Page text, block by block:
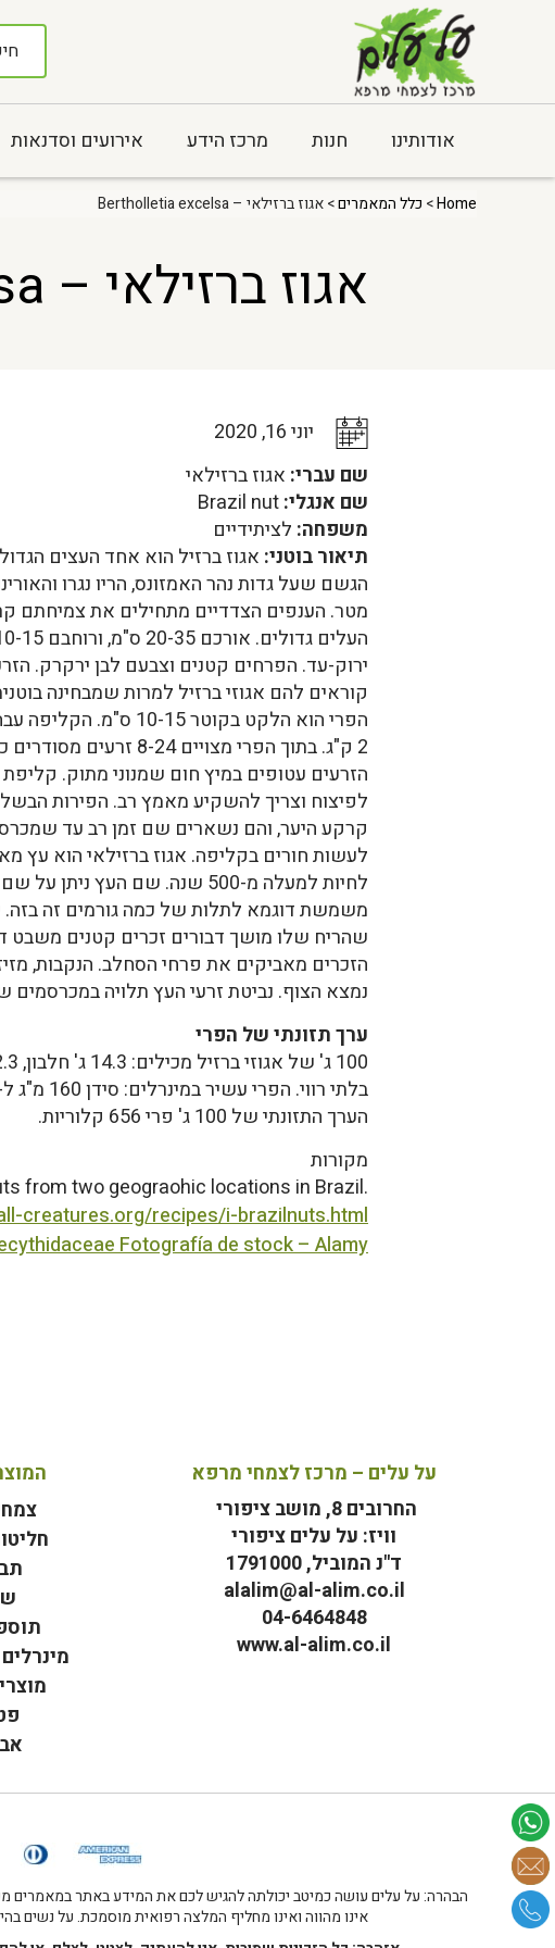
אודותינו חנות מרכז הידע אירועים וסדנאות
Home
> כלל המאמרים> אגוז ברזילאי – Bertholletia excelsa
אגוז ברזילאי – Bertholletia excelsa
יוני 16, 2020
שם עברי: אגוז ברזילאי
שם אנגלי:
משפחה: לציתידיים
תיאור בוטני: אגוז ברזיל הוא אחד העצים
מטר. הענפים הצדדיים מתחילים את צמיחתם
ירוק-עד. הפרחים קטנים וצבעם לבן ירקרק.
קוראים להם אגוזי ברזיל למרות שמבחינה
הפרי הוא הלקט בקוטר 10-
2 ק"ג. בתוך הפרי מצויים 8-
הזרעים עטופים במיץ חום שמנוני מתוק.
לפיצוח וצריך להשקיע מאמץ רב. הפירות
קרקע היער, והם נשארים שם זמן רב עד
לעשות חורים בקליפה. אגוז ברזילאי הוא עץ
לחיות למעלה מ-500 שנה. שם
משמשת דוגמא לתלות של כמה גורמים זה בזה.
הזכרים מאביקים את פרחי הסחלב. הנקבות,
נמצא הצוף. נביטת זרעי העץ תלויה
ערך תזונתי של הפרי
הערך התזונתי של 100 ג' פרי 656 קלוריות.
מקורות
from two geograohic locations in Brazil.
creatures.org/recipes/i-brazilnuts.html
Fotografía de stock – Alamy
על עלים – מרכז לצמחי מרפא
החרובים 8, מושב ציפורי
וויז: על עלים ציפורי
ד"נ המוביל, 1791000
alalim@al-alim.co.il
04-6464848
www.al-alim.co.il
הבהרה: על עלים עושה כמיטב יכולתה להגיש לכם את המידע באתר במאמרים
אינו מהווה ואינו מחליף המלצה רפואית מוסמכת. על נשים